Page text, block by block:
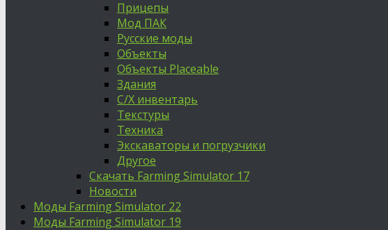
Прицепы
Мод ПАК
Русские моды
Объекты
Объекты Placeable
Здания
С/Х инвентарь
Текстуры
Техника
Экскаваторы и погрузчики
Другое
Скачать Farming Simulator 17
Новости
Моды Farming Simulator 22
Моды Farming Simulator 19